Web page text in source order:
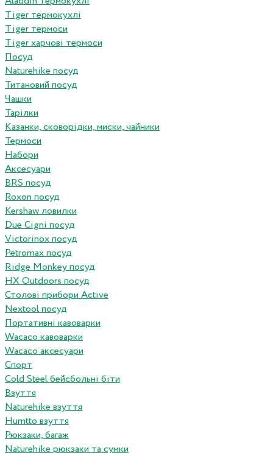
Tiger термокухлі
Tiger термоси
Tiger харчові термоси
Посуд
Naturehike посуд
Титановий посуд
Чашки
Тарілки
Казанки, сковорідки, миски, чайники
Термоси
Набори
Аксесуари
BRS посуд
Roxon посуд
Kershaw ловилки
Due Cigni посуд
Victorinox посуд
Petromax посуд
Ridge Monkey посуд
HX Outdoors посуд
Столові прибори Active
Nextool посуд
Портативні кавоварки
Wacaco кавоварки
Wacaco аксесуари
Спорт
Cold Steel бейсбольні біти
Взуття
Naturehike взуття
Humtto взуття
Рюкзаки, багаж
Naturehike рюкзаки та сумки